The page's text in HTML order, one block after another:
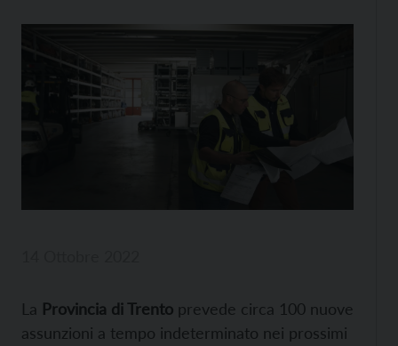
La Provincia di Trento prevede circa 100 nuove
assunzioni a tempo indeterminato nei prossimi